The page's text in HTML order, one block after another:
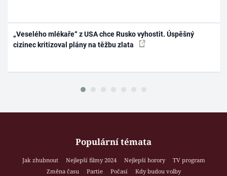
„Veselého mlékaře“ z USA chce Rusko vyhostit. Úspěšný
cizinec kritizoval plány na těžbu zlata
Populární témata
Jak zhubnout Nejlepší filmy 2024 Nejlepší horory
TV program
Změna času
Partie Počasí
Kdy budou volby